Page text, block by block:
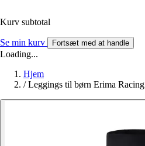
Kurv subtotal
Se min kurv Fortsæt med at handle
Loading...
Hjem
/ Leggings til børn Erima Racing